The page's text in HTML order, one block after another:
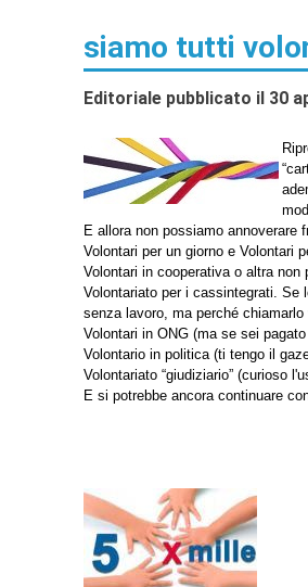
siamo tutti
Editoriale pubblicato il 30
E allora non possiamo annoverare
Volontari per un giorno e Volontari
Volontari in cooperativa o altra
Volontariato per i cassintegrati. Se
senza lavoro, ma perché chiamarlo
Volontari in ONG (ma se sei
Volontario in politica (ti tengo il
Volontariato “giudiziario” (curioso
E si potrebbe ancora continuare